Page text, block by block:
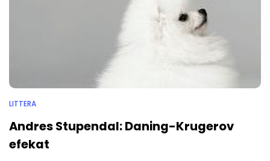
LITTERA
Andres Stupendal: Daning-Krugerov
efekat